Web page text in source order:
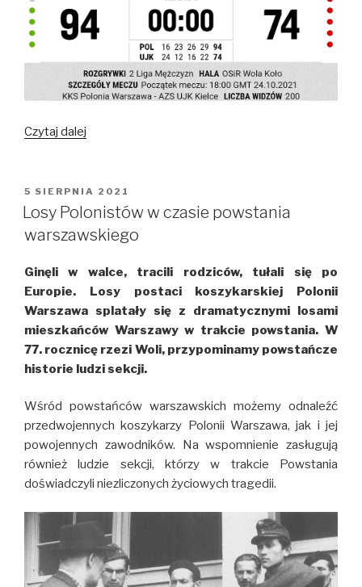
Czytaj dalej
Koło.
Polonia
Warszawa
AZS
UJK
Kielce
94:74
OPUBLIKOWANE
W
5 SIERPNIA 2021
Losy Polonistów w czasie powstania
warszawskiego
Ginęli w walce, tracili rodziców, tułali się po
Europie. Losy postaci koszykarskiej Polonii
Warszawa splatały się z dramatycznymi losami
mieszkańców Warszawy w trakcie powstania. W
77. rocznicę rzezi Woli, przypominamy powstańcze
historie ludzi sekcji.
Wśród powstańców warszawskich możemy odnaleźć
przedwojennych koszykarzy Polonii Warszawa, jak i jej
powojennych zawodników. Na wspomnienie zasługują
również ludzie sekcji, którzy w trakcie Powstania
doświadczyli niezliczonych życiowych tragedii.